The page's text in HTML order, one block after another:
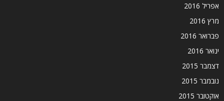
אפריל 2016
מרץ 2016
פברואר 2016
ינואר 2016
דצמבר 2015
נובמבר 2015
אוקטובר 2015